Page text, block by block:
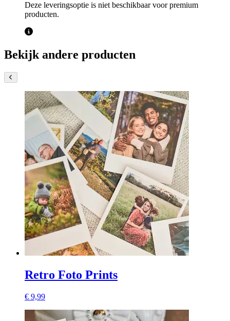
Deze leveringsoptie is niet beschikbaar voor premium
producten.
Bekijk andere producten
Retro Foto Prints
€ 9,99